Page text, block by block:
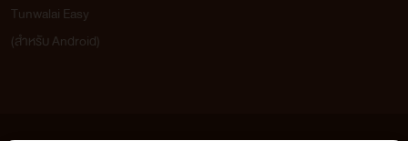
Tunwalai Easy
(สำหรับ Android)